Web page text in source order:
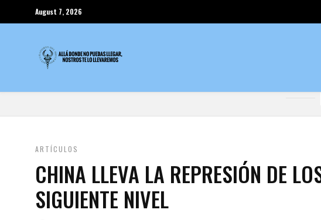
August 7, 2026
ARTÍCULOS
CHINA LLEVA LA REPRESIÓN DE
SIGUIENTE NIVEL